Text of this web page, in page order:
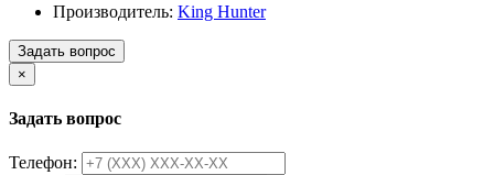
Производитель: King Hunter
Задать вопрос
×
Задать вопрос
Телефон: